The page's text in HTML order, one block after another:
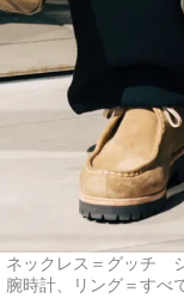
ックレス＝グッチ
時計、リング＝すべ